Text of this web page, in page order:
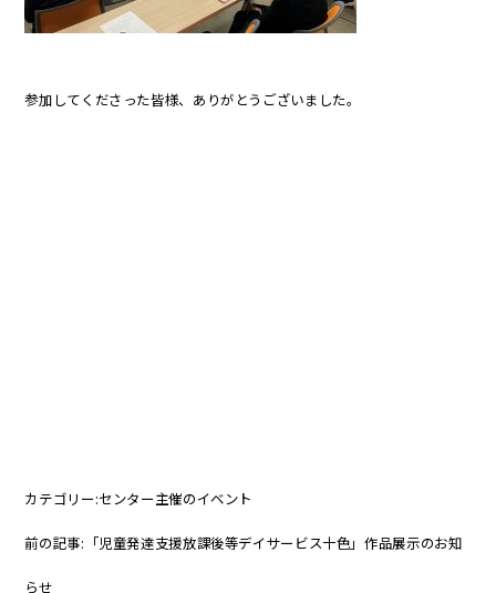
参加してくださった皆様、ありがとうございました。
カテゴリー:センター主催のイベント
前の記事: 「児童発達支援放課後等デイサービス十色」作品展示のお知
らせ